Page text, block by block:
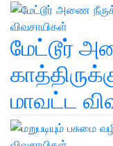
மேட்டூர்
மாவட்ட